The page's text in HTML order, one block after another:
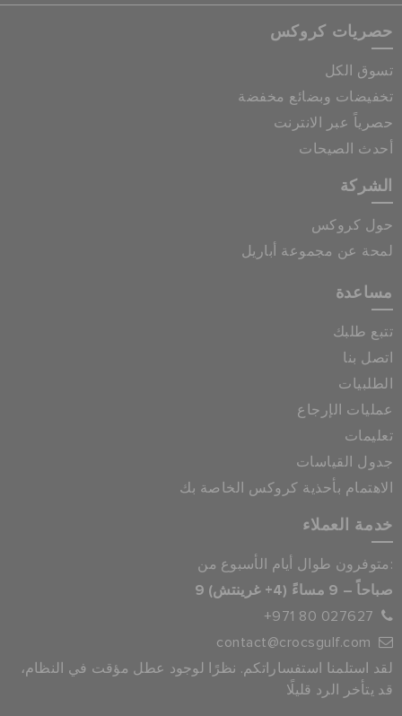
حصريات كروكس
تسوق الكل
تخفيضات وبضائع مخفضة
حصرياً عبر الانترنت
أحدث الصيحات
الشركة
حول كروكس
لمحة عن مجموعة أباريل
مساعدة
تتبع طلبك
اتصل بنا
الطلبيات
عمليات الإرجاع
تعليمات
جدول القياسات
الاهتمام بأحذية كروكس الخاصة بك
خدمة العملاء
متوفرون طوال أيام الأسبوع من:
9 صباحاً – 9 مساءً (4+ غرينتش)
+971 80 027627
contact@crocsgulf.com
لقد استلمنا استفساراتكم. نظرًا لوجود عطل مؤقت في النظام،
قد يتأخر الرد قليلًا